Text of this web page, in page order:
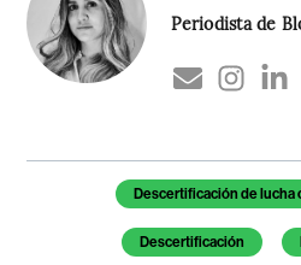
Periodista de
Temas de este artículo
Descertificación de lucha
Descertificación